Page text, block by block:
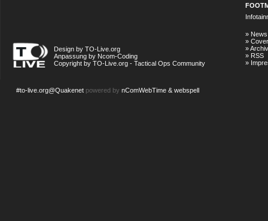
Design by TO-Live.org
Anpassung by Ncom-Coding
Copyright by TO-Live.org - Tactical Ops Community
» News
»
»Archiv
» RSS
»
#to-live.org@Quakenet powered by nComWebTime & webspell